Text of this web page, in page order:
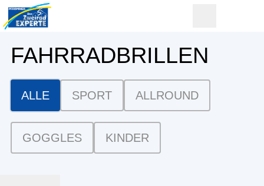
FAHRRAD­BRILLEN
ALLE SPORT ALLROUND
GOGGLES KINDER